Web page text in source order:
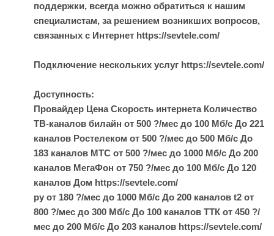
поддержки, всегда можно обратиться к нашим
специалистам, за решением возникших вопросов,
связанных с Интернет https://sevtele.com/
Подключение нескольких услуг https://sevtele.com/
Доступность:
Провайдер Цена Скорость интернета Количество
ТВ-каналов билайн от 500 ?/мес до 100 Мб/с До 221
каналов Ростелеком от 500 ?/мес до 500 Мб/с До
183 каналов МТС от 500 ?/мес до 1000 Мб/с До 200
каналов МегаФон от 750 ?/мес до 100 Мб/с До 120
каналов Дом https://sevtele.com/
ру от 180 ?/мес до 1000 Мб/с До 200 каналов t2 от
800 ?/мес до 300 Мб/с До 100 каналов ТТК от 450 ?/
мес до 200 Мб/с До 203 каналов https://sevtele.com/